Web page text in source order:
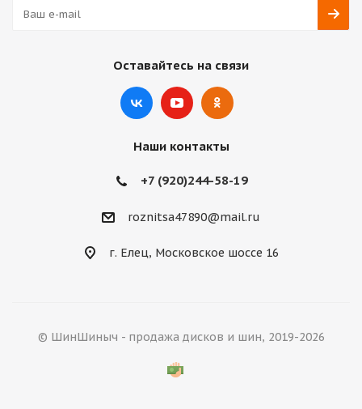
Оставайтесь на связи
Наши контакты
+7 (920)244-58-19
roznitsa47890@mail.ru
г. Елец, Московское шоссе 16
© ШинШиныч - продажа дисков и шин, 2019-2026